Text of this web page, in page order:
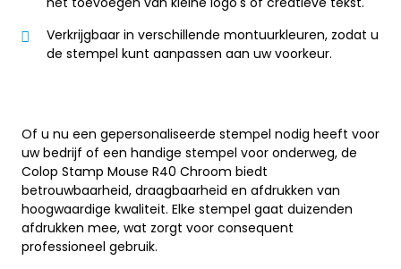
Verkrijgbaar in verschillende montuurkleuren, zodat u
de stempel kunt aanpassen aan uw voorkeur.
Of u nu een gepersonaliseerde stempel nodig heeft voor
uw bedrijf of een handige stempel voor onderweg, de
Colop Stamp Mouse R40 Chroom biedt
betrouwbaarheid, draagbaarheid en afdrukken van
hoogwaardige kwaliteit. Elke stempel gaat duizenden
afdrukken mee, wat zorgt voor consequent
professioneel gebruik.